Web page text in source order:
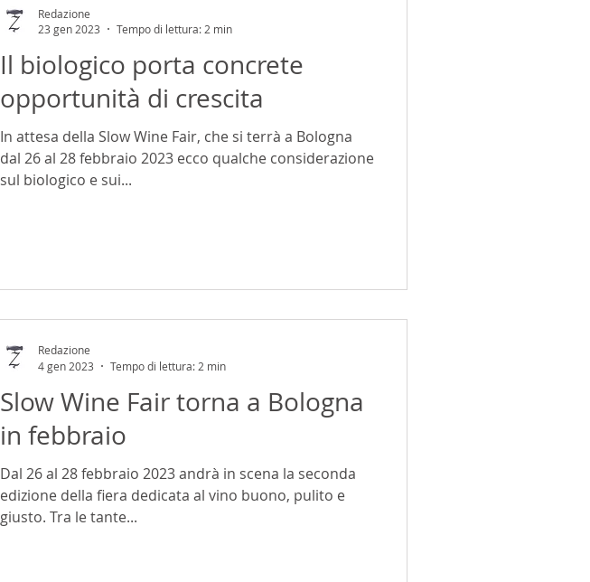
Il biologico porta concrete
opportunità di crescita
In attesa della Slow Wine Fair, che si terrà a Bologna
dal 26 al 28 febbraio 2023 ecco qualche considerazione
sul biologico e sui...
Redazione
23 gen 2023
Tempo di lettura: 2 min
Slow Wine Fair torna a Bologna
in febbraio
Dal 26 al 28 febbraio 2023 andrà in scena la seconda
edizione della fiera dedicata al vino buono, pulito e
giusto. Tra le tante...
Redazione
4 gen 2023
Tempo di lettura: 2 min